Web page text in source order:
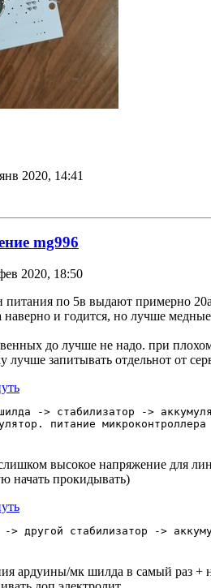
2020, 14:41
mg996
2020, 18:50
по 5в выдают примерно
наверно и годится, но лучше
до лучше не надо. при
лучше запитывать отдельнот от
-> стабилизатор ->
питание
высокое напряжение для
начать прокидывать)
другой стабилизатор ->
ардуины/мк шилда в самый раз +